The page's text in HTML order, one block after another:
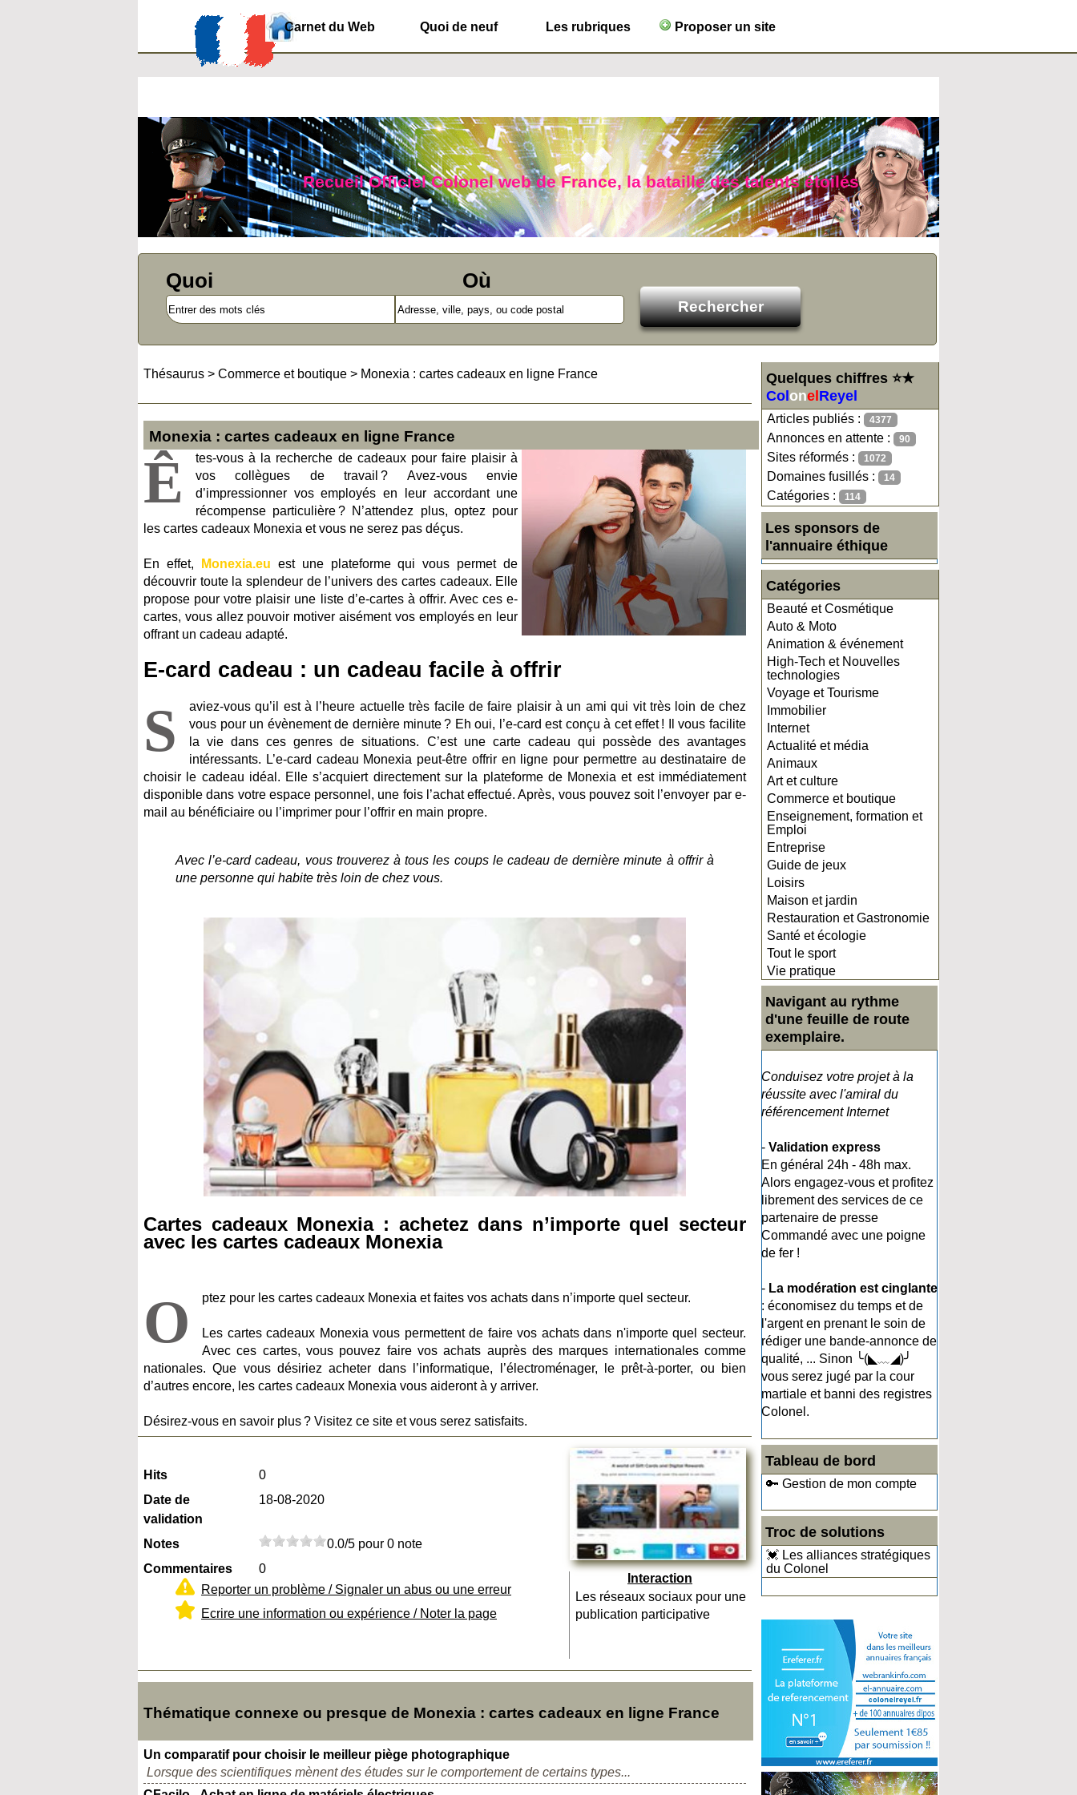
Carnet du Web Quoi de neuf Les rubriques Proposer un site
Recueil Officiel Colonel web de France, la bataille des talents étoilés
Quoi Où
Quelques chiffres ⭐★
Col onel Reyel
Articles publiés : 4377
Annonces en attente : 90
Sites réformés : 1072
Domaines fusillés : 14
Catégories : 114
Les sponsors de
l'annuaire éthique
Catégories
Beauté et Cosmétique
Auto & Moto
Animation & événement
High-Tech et Nouvelles
technologies
Voyage et Tourisme
Immobilier
Internet
Actualité et média
Animaux
Art et culture
Commerce et boutique
Enseignement, formation et
Emploi
Entreprise
Guide de jeux
Loisirs
Maison et jardin
Restauration et Gastronomie
Santé et écologie
Tout le sport
Vie pratique
Navigant au rythme
d'une feuille de route
exemplaire.
Conduisez votre projet à la
réussite avec l'amiral du
référencement Internet
- Validation express
En général 24h - 48h max.
Alors engagez-vous et profitez
librement des services de ce
partenaire de presse
Commandé avec une poigne
de fer !
- La modération est cinglante
: économisez du temps et de
l'argent en prenant le soin de
rédiger une bande-annonce de
qualité, ... Sinon ╰(◣﹏◢)╯
vous serez jugé par la cour
martiale et banni des registres
Colonel.
Tableau de bord
🔑 Gestion de mon compte
Troc de solutions
💓 Les alliances stratégiques
du Colonel
Thésaurus > Commerce et boutique > Monexia : cartes cadeaux en ligne France
Monexia : cartes cadeaux en ligne France
Ê
tes-vous à la recherche de cadeaux pour faire plaisir à
vos collègues de travail ? Avez-vous envie
d’impressionner vos employés en leur accordant une
récompense particulière ? N’attendez plus, optez pour
les cartes cadeaux Monexia et vous ne serez pas déçus.
En effet, Monexia.eu est une plateforme qui vous permet de
découvrir toute la splendeur de l’univers des cartes cadeaux. Elle
propose pour votre plaisir une liste d’e-cartes à offrir. Avec ces e-
cartes, vous allez pouvoir motiver aisément vos employés en leur
offrant un cadeau adapté.
E-card cadeau : un cadeau facile à offrir
S
aviez-vous qu’il est à l’heure actuelle très facile de faire plaisir à un ami qui vit très loin de chez
vous pour un évènement de dernière minute ? Eh oui, l’e-card est conçu à cet effet ! Il vous facilite
la vie dans ces genres de situations. C’est une carte cadeau qui possède des avantages
intéressants. L’e-card cadeau Monexia peut-être offrir en ligne pour permettre au destinataire de
choisir le cadeau idéal. Elle s’acquiert directement sur la plateforme de Monexia et est immédiatement
disponible dans votre espace personnel, une fois l’achat effectué. Après, vous pouvez soit l’envoyer par e-
mail au bénéficiaire ou l’imprimer pour l’offrir en main propre.
Avec l’e-card cadeau, vous trouverez à tous les coups le cadeau de dernière minute à offrir à
une personne qui habite très loin de chez vous.
Cartes cadeaux Monexia : achetez dans n’importe quel secteur
avec les cartes cadeaux Monexia
O ptez pour les cartes cadeaux Monexia et faites vos achats dans n’importe quel secteur.
Les cartes cadeaux Monexia vous permettent de faire vos achats dans n'importe quel secteur.
Avec ces cartes, vous pouvez faire vos achats auprès des marques internationales comme
nationales. Que vous désiriez acheter dans l’informatique, l’électroménager, le prêt-à-porter, ou bien
d’autres encore, les cartes cadeaux Monexia vous aideront à y arriver.
Désirez-vous en savoir plus ? Visitez ce site et vous serez satisfaits.
Hits
0
Date de
validation
18-08-2020
Notes
0.0/5 pour 0 note
Commentaires
0
Reporter un problème / Signaler un abus ou une erreur
Ecrire une information ou expérience / Noter la page
Interaction
Les réseaux sociaux pour une
publication participative
Thématique connexe ou presque de Monexia : cartes cadeaux en ligne France
Un comparatif pour choisir le meilleur piège photographique
Lorsque des scientifiques mènent des études sur le comportement de certains types...